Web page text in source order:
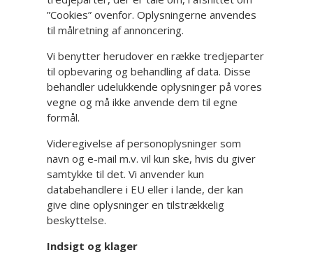
”Cookies” ovenfor. Oplysningerne anvendes
til målretning af annoncering.
Vi benytter herudover en række tredjeparter
til opbevaring og behandling af data. Disse
behandler udelukkende oplysninger på vores
vegne og må ikke anvende dem til egne
formål.
Videregivelse af personoplysninger som
navn og e-mail m.v. vil kun ske, hvis du giver
samtykke til det. Vi anvender kun
databehandlere i EU eller i lande, der kan
give dine oplysninger en tilstrækkelig
beskyttelse.
Indsigt og klager